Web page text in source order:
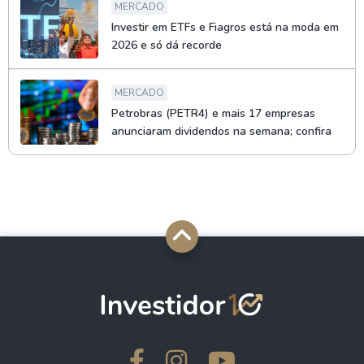
MERCADO
Investir em ETFs e Fiagros está na moda em
2026 e só dá recorde
MERCADO
Petrobras (PETR4) e mais 17 empresas
anunciaram dividendos na semana; confira